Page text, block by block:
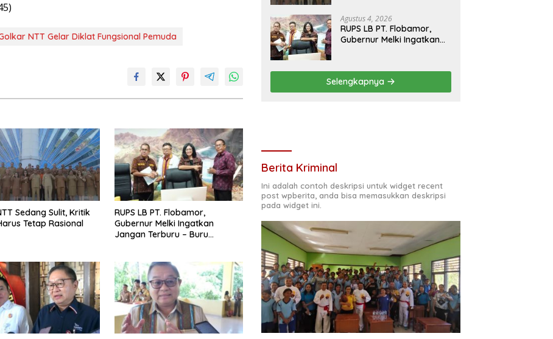
NTT Gelar Diklat Fungsional Pemuda
Sedang Sulit, Kritik
Tetap Rasional
RUPS LB PT. Flobamor,
Gubernur Melki Ingatkan
Jangan Terburu – Buru
Agustus 4, 2026
RUPS LB PT. Flobamor,
Gubernur Melki Ingatkan
Fondasinya Belum Kuat
Selengkapnya
Berita Kriminal
Ini adalah contoh deskripsi untuk widget recent
post wpberita, anda bisa memasukkan deskripsi
pada widget ini.